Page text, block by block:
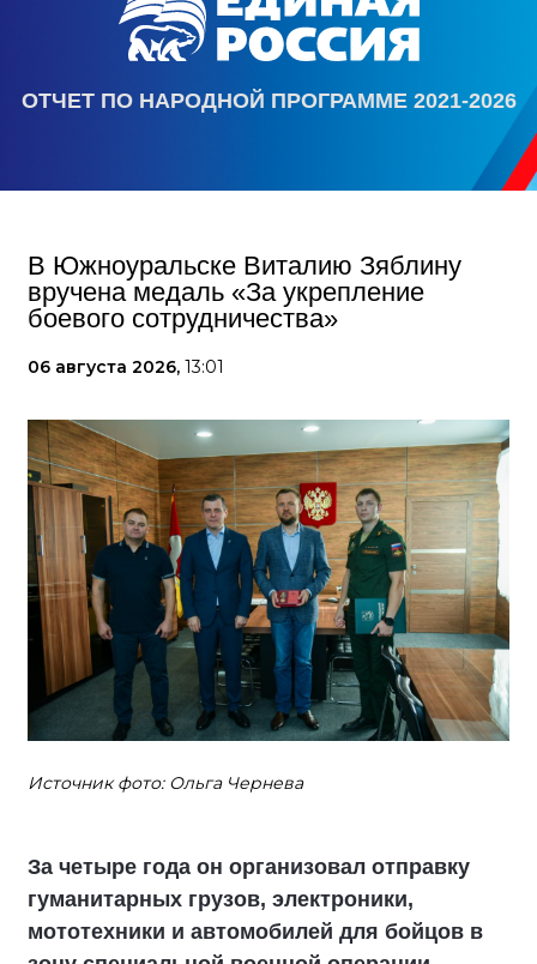
ОТЧЕТ ПО НАРОДНОЙ ПРОГРАММЕ 2021-2026
В Южноуральске Виталию Зяблину
вручена медаль «За укрепление
боевого сотрудничества»
06 августа 2026, 13:01
Источник фото: Ольга Чернева
За четыре года он организовал отправку
гуманитарных грузов, электроники,
мототехники и автомобилей для бойцов в